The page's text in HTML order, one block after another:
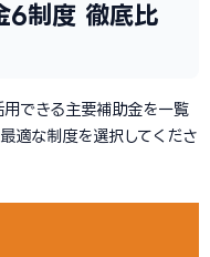
6制度 徹底比
できる主要補助金を一覧
適な制度を選択してくださ